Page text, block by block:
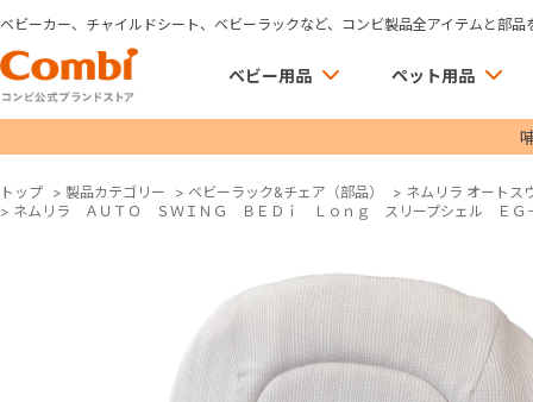
ベビーカー、チャイルドシート、ベビーラックなど、コンビ製品全アイテムと部品
ベビー用品 ペット用品
トップ > 製品カテゴリー > ベビーラック&チェア（部品） > ネムリラ オートス
> ネムリラ ＡＵＴＯ ＳＷＩＮＧ ＢＥＤｉ Ｌｏｎｇ スリープシェル ＥＧ